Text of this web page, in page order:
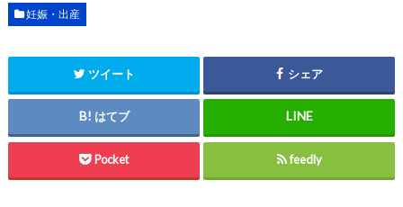
妊娠・出産
ツイート シェア
はてブ
Pocket feedly